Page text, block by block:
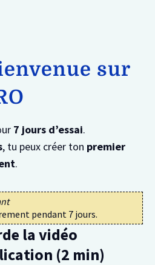
sur
7 jours d’essai.
, tu peux créer ton premier
.
pendant 7 jours.
la vidéo
(2 min)